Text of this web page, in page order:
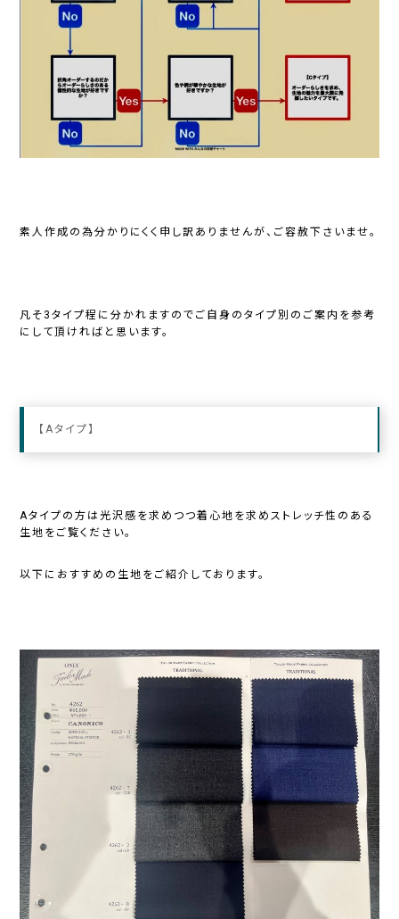
素人作成の為分かりにくく申し訳ありませんが、ご容赦下さいませ。
凡そ3タイプ程に分かれますのでご自身のタイプ別のご案内を参考
にして頂ければと思います。
【Aタイプ】
Aタイプの方は光沢感を求めつつ着心地を求めストレッチ性のある
生地をご覧ください。
以下におすすめの生地をご紹介しております。